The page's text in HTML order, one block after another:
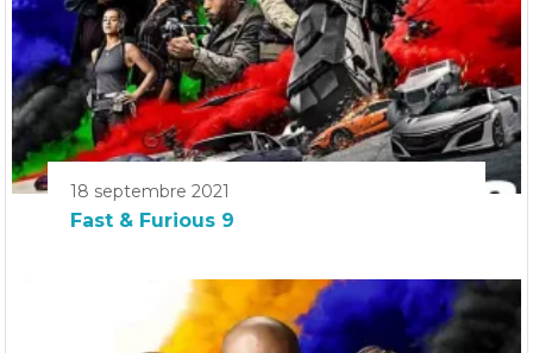
18 septembre 2021
Fast & Furious 9